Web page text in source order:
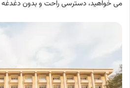
می خواهید، دسترسی راحت و بدون دغدغه